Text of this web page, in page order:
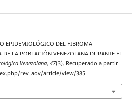
EPIDEMIOLÓGICO DEL FIBROMA
DE LA POBLACIÓN VENEZOLANA DURANTE EL
Venezolana, 47(3). Recuperado a partir
rev_aov/article/view/385